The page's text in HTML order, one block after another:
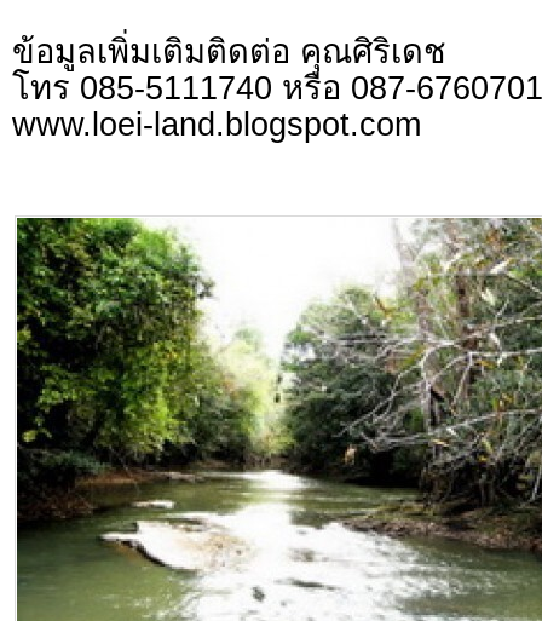
ข้อมูลเพิ่มเติมติดต่อ คุณศิริเดช
โทร 085-5111740 หรือ 087-6760701
www.loei-land.blogspot.com